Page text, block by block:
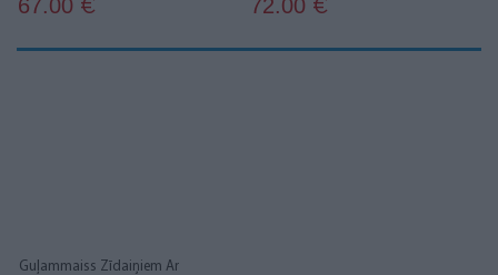
67.00 € 72.00 €
Guļammaiss Zīdaiņiem Ar